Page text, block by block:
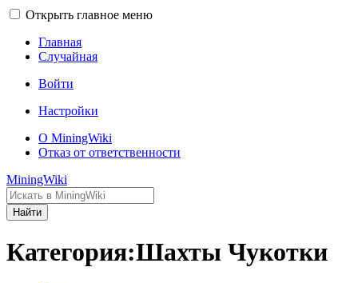
Открыть главное меню
Главная
Случайная
Войти
Настройки
О MiningWiki
Отказ от ответственности
MiningWiki
Найти
Категория:Шахты Чукотки